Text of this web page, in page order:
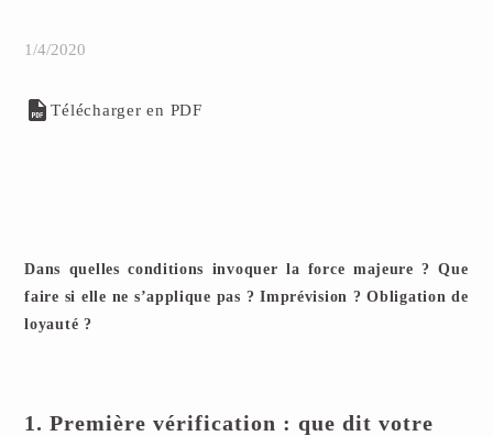
1/4/2020
Télécharger en PDF
Dans quelles conditions invoquer la force majeure ? Que
faire si elle ne s’applique pas ? Imprévision ? Obligation de
loyauté ?
1. Première vérification : que dit votre